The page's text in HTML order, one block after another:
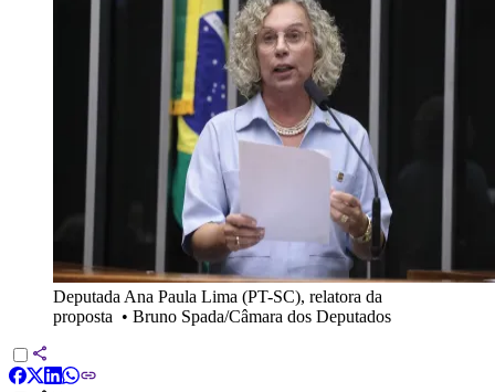
Deputada Ana Paula Lima (PT-SC), relatora da
proposta • Bruno Spada/Câmara dos Deputados